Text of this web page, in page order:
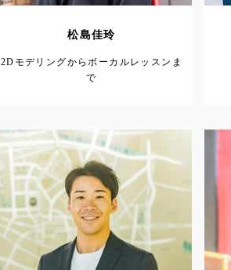
松島佳玲
2Dモデリングからボーカルレッスンま
で